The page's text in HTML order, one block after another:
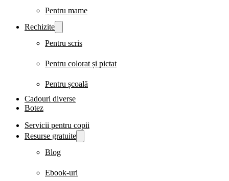
Pentru mame
Rechizite
Pentru scris
Pentru colorat și pictat
Pentru școală
Cadouri diverse
Botez
Servicii pentru copii
Resurse gratuite
Blog
Ebook-uri